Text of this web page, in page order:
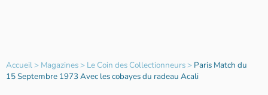
Accueil> Magazines> Le Coin des Collectionneurs> Paris Match du
15 Septembre 1973 Avec les cobayes du radeau Acali